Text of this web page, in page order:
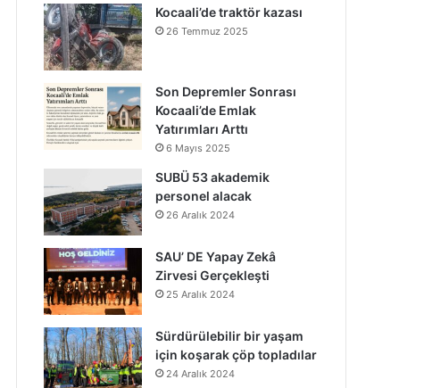
Kocaali’de traktör kazası
26 Temmuz 2025
Son Depremler Sonrası
Kocaali’de Emlak
Yatırımları Arttı
6 Mayıs 2025
SUBÜ 53 akademik
personel alacak
26 Aralık 2024
SAU’ DE Yapay Zekâ
Zirvesi Gerçekleşti
25 Aralık 2024
Sürdürülebilir bir yaşam
için koşarak çöp topladılar
24 Aralık 2024